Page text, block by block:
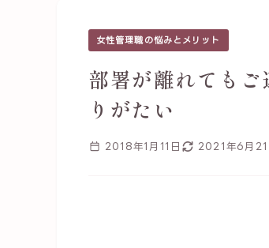
女性管理職の悩みとメリット
部署が離れても
りがたい
2018年1月11日 2021年6月21